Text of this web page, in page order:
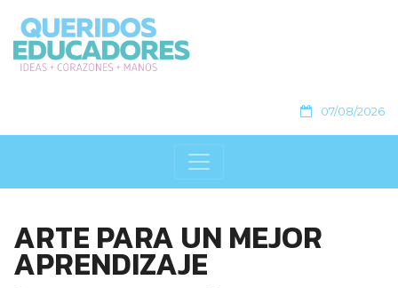
07/08/2026
ARTE PARA UN MEJOR
APRENDIZAJE